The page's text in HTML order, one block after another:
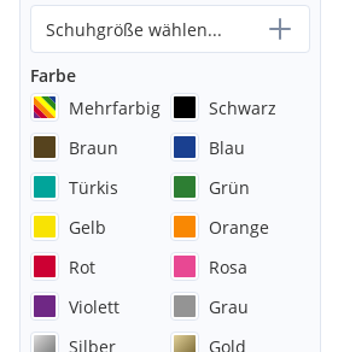
Schuhgröße wählen...
Farbe
Mehrfarbig
Schwarz
Braun
Blau
Türkis
Grün
Gelb
Orange
Rot
Rosa
Violett
Grau
Silber
Gold